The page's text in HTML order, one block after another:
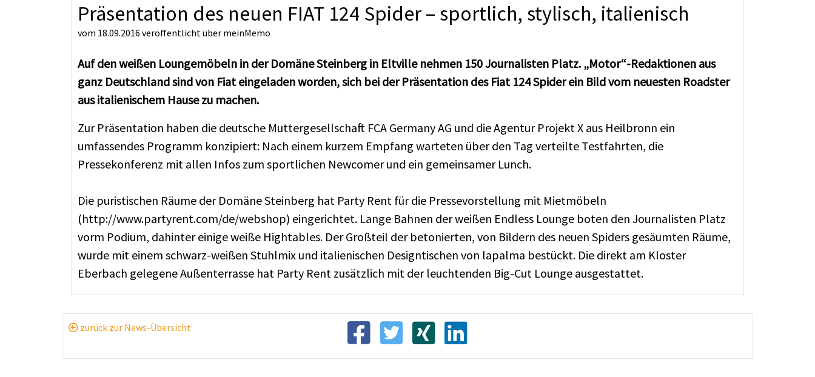
Präsentation des neuen FIAT 124 Spider – sportlich, stylisch, italienisch
vom 18.09.2016 veröffentlicht über meinMemo
Auf den weißen Loungemöbeln in der Domäne Steinberg in Eltville nehmen 150 Journalisten Platz. „Motor“-Redaktionen aus
ganz Deutschland sind von Fiat eingeladen worden, sich bei der Präsentation des Fiat 124 Spider ein Bild vom neuesten Roadster
aus italienischem Hause zu machen.
Zur Präsentation haben die deutsche Muttergesellschaft FCA Germany AG und die Agentur Projekt X aus Heilbronn ein
umfassendes Programm konzipiert: Nach einem kurzem Empfang warteten über den Tag verteilte Testfahrten, die
Pressekonferenz mit allen Infos zum sportlichen Newcomer und ein gemeinsamer Lunch.
Die puristischen Räume der Domäne Steinberg hat Party Rent für die Pressevorstellung mit Mietmöbeln
(http://www.partyrent.com/de/webshop) eingerichtet. Lange Bahnen der weißen Endless Lounge boten den Journalisten Platz
vorm Podium, dahinter einige weiße Hightables. Der Großteil der betonierten, von Bildern des neuen Spiders gesäumten Räume,
wurde mit einem schwarz-weißen Stuhlmix und italienischen Designtischen von lapalma bestückt. Die direkt am Kloster
Eberbach gelegene Außenterrasse hat Party Rent zusätzlich mit der leuchtenden Big-Cut Lounge ausgestattet.
zurück zur News-Übersicht